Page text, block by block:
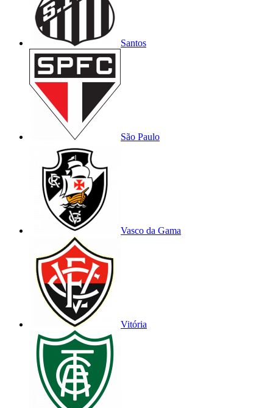
Santos
São Paulo
Vasco da Gama
Vitória